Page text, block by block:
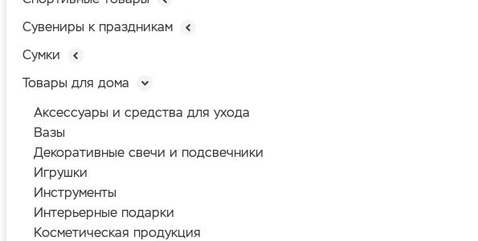
Сувениры к праздникам
Сумки
Товары для дома
Аксессуары и средства для ухода
Вазы
Декоративные свечи и подсвечники
Игрушки
Инструменты
Интерьерные подарки
Косметическая продукция